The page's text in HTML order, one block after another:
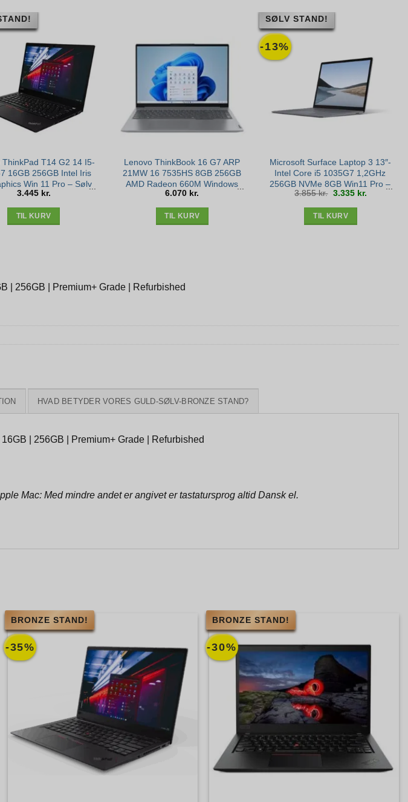
ThinkPad T14 G2 14 I5-
16GB 256GB Intel Iris
Win 11 Pro – Sølv
stand – Sølv stand
3.445 kr.
TIL KURV
Lenovo ThinkBook 16 G7 ARP
21MW 16 7535HS 8GB 256GB
AMD Radeon 660M Windows
11 Pro – New Open Box
6.070 kr.
TIL KURV
-13%
SØLV STAND!
Microsoft Surface Laptop 3 13″-
Intel Core i5 1035G7 1,2GHz
256GB NVMe 8GB Win11 Pro –
Sølv stand
3.855kr. Den
oprindelige
pris
3.335 kr.aktuelle
pris
TIL KURV
| 256GB | Premium+ Grade | Refurbished
HVAD BETYDER VORES GULD-SØLV-BRONZE STAND?
| 256GB | Premium+ Grade | Refurbished
Mac: Med mindre andet er angivet er tastatursprog altid Dansk el.
-35%
BRONZE STAND!
-30%
BRONZE STAND!